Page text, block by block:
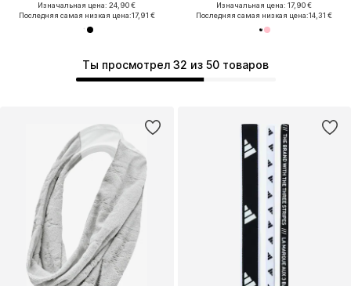
Изначальная цена: 24,90 €
Последняя самая низкая цена:17,91 €
Изначальная цена: 17,90 €
Последняя самая низкая цена:14,31 €
Ты просмотрел 32 из 50 товаров